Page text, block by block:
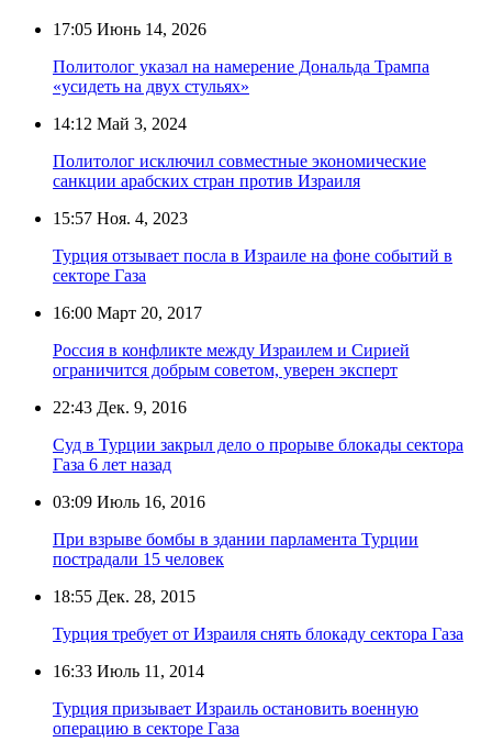
17:05 Июнь 14, 2026
Политолог указал на намерение Дональда Трампа
«усидеть на двух стульях»
14:12 Май 3, 2024
Политолог исключил совместные экономические
санкции арабских стран против Израиля
15:57 Ноя. 4, 2023
Турция отзывает посла в Израиле на фоне событий в
секторе Газа
16:00 Март 20, 2017
Россия в конфликте между Израилем и Сирией
ограничится добрым советом, уверен эксперт
22:43 Дек. 9, 2016
Суд в Турции закрыл дело о прорыве блокады сектора
Газа 6 лет назад
03:09 Июль 16, 2016
При взрыве бомбы в здании парламента Турции
пострадали 15 человек
18:55 Дек. 28, 2015
Турция требует от Израиля снять блокаду сектора Газа
16:33 Июль 11, 2014
Турция призывает Израиль остановить военную
операцию в секторе Газа